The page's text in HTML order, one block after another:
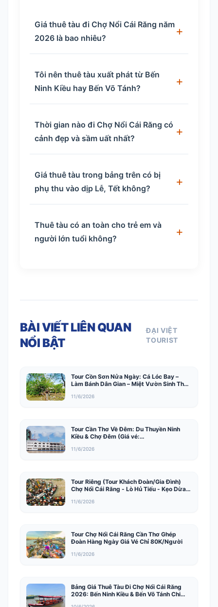
Giá thuê tàu đi Chợ Nổi Cái Răng năm
2026 là bao nhiêu?
Tôi nên thuê tàu xuất phát từ Bến
Ninh Kiều hay Bến Võ Tánh?
Thời gian nào đi Chợ Nổi Cái Răng có
cảnh đẹp và sầm uất nhất?
Giá thuê tàu trong bảng trên có bị
phụ thu vào dịp Lễ, Tết không?
Thuê tàu có an toàn cho trẻ em và
người lớn tuổi không?
BÀI VIẾT LIÊN QUAN
NỔI BẬT
ĐẠI VIỆT
TOURIST
Tour Cồn Sơn Nửa Ngày: Cá Lóc Bay –
Làm Bánh Dân Gian – Miệt Vườn Sinh Thái
11/6/2026
Tour Cần Thơ Về Đêm: Du Thuyền Ninh
Kiều & Chợ Đêm (Giá vé:
11/6/2026
Tour Riêng (Tour Khách Đoàn/Gia Đình)
Chợ Nổi Cái Răng - Lò Hủ Tiếu - Kẹo Dừa -
11/6/2026
Tour Chợ Nổi Cái Răng Cần Thơ Ghép
Đoàn Hàng Ngày Giá Vé Chỉ 80K/Người
11/6/2026
Bảng Giá Thuê Tàu Đi Chợ Nổi Cái Răng
2026: Bến Ninh Kiều & Bến Võ Tánh Chi